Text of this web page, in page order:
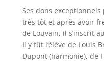
Ses dons
très tôt et après avoir
de Louvain, il s’inscrit
Il y fût l’élève de Louis
Dupont (harmonie), de